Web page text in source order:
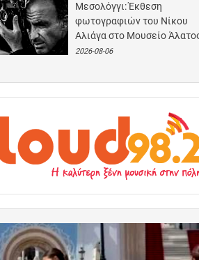
Μεσολόγγι: Έκθεση
φωτογραφιών του Νίκου
Αλιάγα στο Μουσείο
2026-08-06